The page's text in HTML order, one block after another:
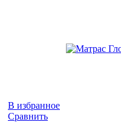
В избранное
Сравнить